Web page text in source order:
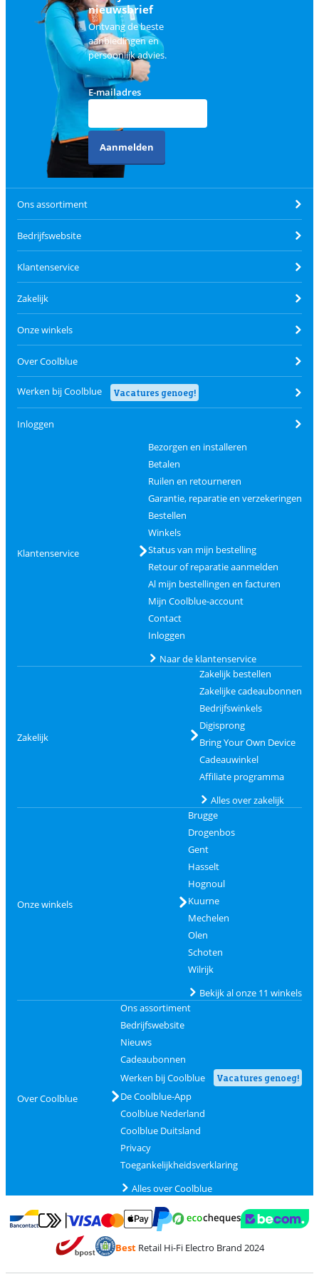
nieuwsbrief
Ontvang de beste
aanbiedingen en
persoonlijk advies.
E-mailadres
Aanmelden
Ons assortiment
Bedrijfswebsite
Klantenservice
Zakelijk
Onze winkels
Over Coolblue
Werken bij Coolblue Vacatures genoeg!
Inloggen
Klantenservice
Bezorgen en installeren
Betalen
Ruilen en retourneren
Garantie, reparatie en verzekeringen
Bestellen
Winkels
Status van mijn bestelling
Retour of reparatie aanmelden
Al mijn bestellingen en facturen
Mijn Coolblue-account
Contact
Inloggen
Naar de klantenservice
Zakelijk
Zakelijk bestellen
Zakelijke cadeaubonnen
Bedrijfswinkels
Digisprong
Bring Your Own Device
Cadeauwinkel
Affiliate programma
Alles over zakelijk
Onze winkels
Brugge
Drogenbos
Gent
Hasselt
Hognoul
Kuurne
Mechelen
Olen
Schoten
Wilrijk
Bekijk al onze 11 winkels
Over Coolblue
Ons assortiment
Bedrijfswebsite
Nieuws
Cadeaubonnen
Werken bij Coolblue
Vacatures genoeg!
De Coolblue-App
Coolblue Nederland
Coolblue Duitsland
Privacy
Toegankelijkheidsverklaring
Alles over Coolblue
Betalen met Bancontact
Betalen met MasterCard en Visa via ClickToPay
Betalen met PayPal
BestRetail Hi-Fi Electro Brand 2024